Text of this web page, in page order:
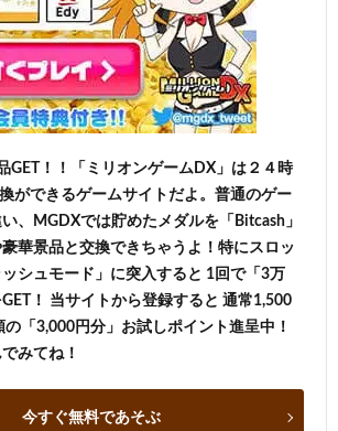
GET！！「ミリオンゲームDX」は２４時
ができるゲームサイトだよ。普通のゲー
、MGDXでは貯めたメダルを「Bitcash」
華景品と交換できちゃうよ！特にスロッ
ッシュモード」に突入すると 1回で「3万
！ 当サイトから登録すると 通常1,500
の「3,000円分」お試しポイント進呈中！
みてね！
今すぐ無料であそぶ